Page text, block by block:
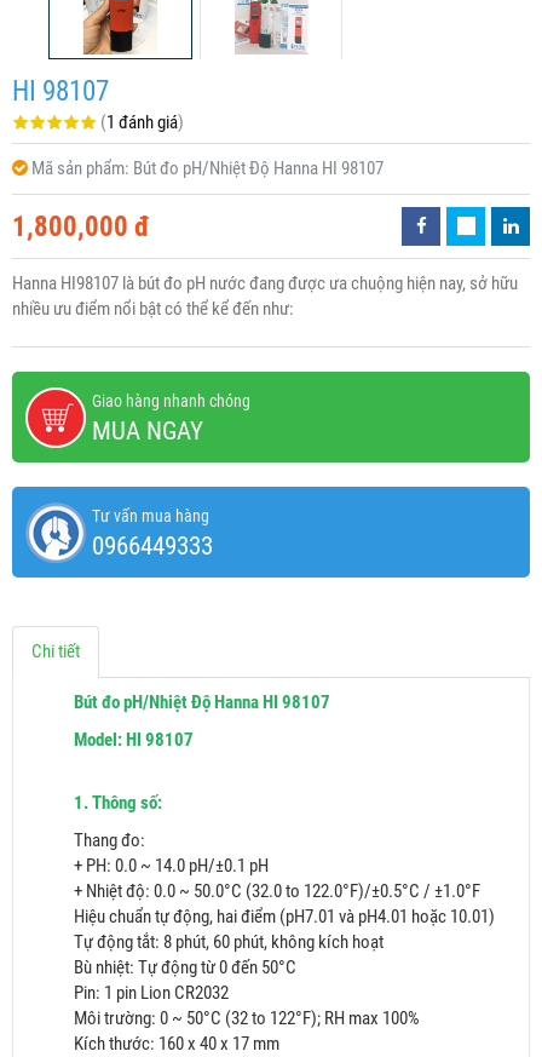
HI 98107
(1 đánh giá)
Mã sản phẩm: Bút đo pH/Nhiệt Độ Hanna HI 98107
1,800,000 đ
Hanna HI98107 là bút đo pH nước đang được ưa chuộng hiện nay, sở hữu
nhiều ưu điểm nổi bật có thể kể đến như:
Giao hàng nhanh chóng
MUA NGAY
Tư vấn mua hàng
0966449333
Chi tiết
Bút đo pH/Nhiệt Độ Hanna HI 98107
Model: HI 98107
1. Thông số:
Thang đo:
+ PH: 0.0 ~ 14.0 pH/±0.1 pH
+ Nhiệt độ: 0.0 ~ 50.0°C (32.0 to 122.0°F)/±0.5°C / ±1.0°F
Hiệu chuẩn tự động, hai điểm (pH7.01 và pH4.01 hoặc 10.01)
Tự động tắt: 8 phút, 60 phút, không kích hoạt
Bù nhiệt: Tự động từ 0 đến 50°C
Pin: 1 pin Lion CR2032
Môi trường: 0 ~ 50°C (32 to 122°F); RH max 100%
Kích thước: 160 x 40 x 17 mm